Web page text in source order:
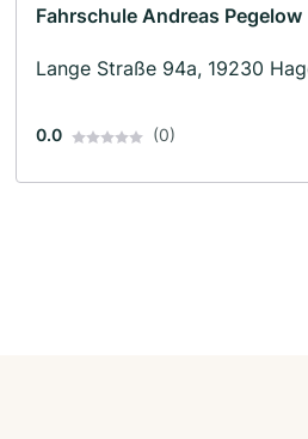
Fahrschule Andreas Pegelow
Lange Straße 94a, 19230
0.0 (0)